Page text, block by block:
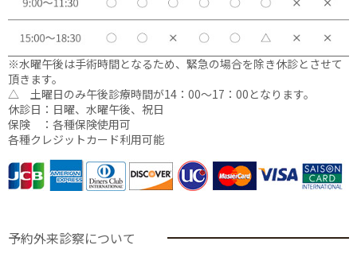
※水曜午後は手術時間となるため、緊急の場合を除き休診とさせて
頂きます。
△ 土曜日のみ午後診療時間が14：00〜17：00となります。
休診日：日曜、水曜午後、祝日
保険 ：各種保険使用可
各種クレジットカード利用可能
予約外来診察について